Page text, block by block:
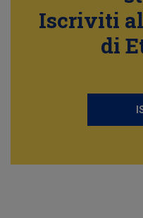
Iscriviti
di